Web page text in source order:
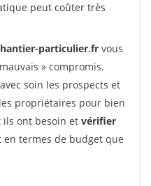
peut coûter très
particulier.fr vous
» compromis.
soin les prospects et
propriétaires pour bien
ont besoin et vérifier
en termes de budget que